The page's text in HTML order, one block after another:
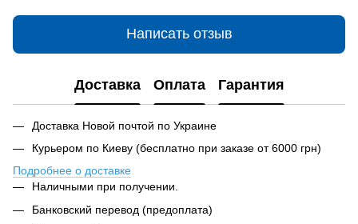
Написать отзыв
Доставка Оплата Гарантия
Доставка Новой почтой по Украине
Курьером по Киеву (бесплатно при заказе от 6000 грн)
Подробнее о доставке
Наличными при получении.
Банковский перевод (предоплата)